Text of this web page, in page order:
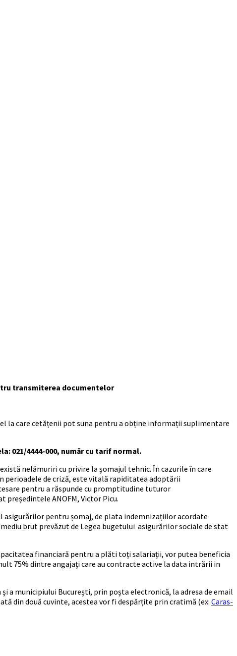
transmiterea documentelor
la care cetățenii pot suna pentru a obține informații suplimentare
021/4444-000, număr cu tarif normal.
nelămuriri cu privire la șomajul tehnic. În cazurile în care
perioadele de criză, este vitală rapiditatea adoptării
pentru a răspunde cu promptitudine tuturor
ANOFM, Victor Picu.
asigurărilor pentru șomaj, de plata indemnizațiilor acordate
brut prevăzut de Legea bugetului asigurărilor sociale de stat
financiară pentru a plăti toți salariații, vor putea beneficia
75% dintre angajați care au contracte active la data intrării in
a municipiului București, prin poșta electronică, la adresa de email
din două cuvinte, acestea vor fi despărțite prin cratimă (ex:Caras-